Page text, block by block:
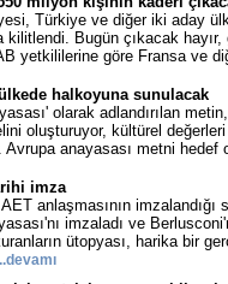
Türkiye ve diğer iki aday
kilitlendi. Bugün çıkacak
yetkililerine göre Fransa ve
halkoyuna sunulacak
olarak adlandırılan
oluşturuyor, kültürel
Avrupa anayasası metni hedef
imza
anlaşmasının imzalandığı
imzaladı ve
ütopyası, harika bir
devamı